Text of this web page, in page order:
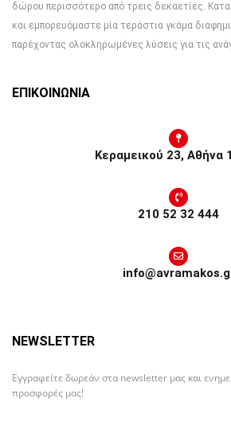
δώρου περισσότερο από τρεις δεκαετίες.
και εμπορευόμαστε μία τεράστια γκάμα
παρέχοντας ολοκληρωμένες λύσεις για τις
ΕΠΙΚΟΙΝΩΝΙΑ
Κεραμεικού 23, Αθήνα
210 52 32 444
NEWSLETTER
Εγγραφείτε δωρεάν στα newsletter μας και
προσφορές μας!